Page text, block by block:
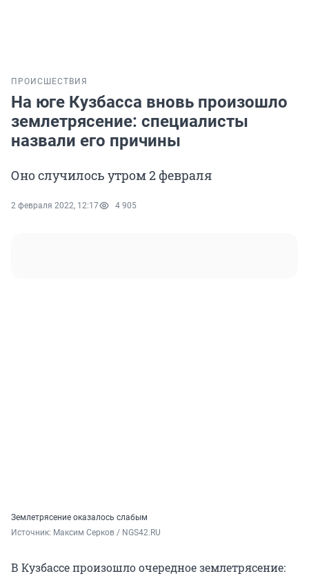
ПРОИСШЕСТВИЯ
На юге Кузбасса вновь произошло
землетрясение: специалисты
назвали его причины
Оно случилось утром 2 февраля
2 февраля 2022, 12:17 4 905
Землетрясение оказалось слабым
Источник: Максим Серков / NGS42.RU
В Кузбассе произошло очередное землетрясение: